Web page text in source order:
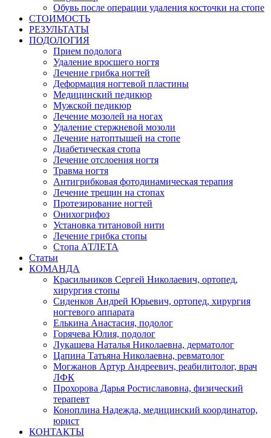
Обувь после операции удаления косточки на стопе
СТОИМОСТЬ
РЕЗУЛЬТАТЫ
ПОДОЛОГИЯ
Прием подолога
Удаление вросшего ногтя
Лечение грибка ногтей
Деформация ногтевой пластины
Медицинский педикюр
Мужской педикюр
Лечение мозолей на ногах
Удаление стержневой мозоли
Лечение натоптышей на стопе
Диабетическая стопа
Лечение отслоения ногтя
Травма ногтя
Антигрибковая фотодинамическая терапия
Лечение трещин на стопах
Протезирование ногтей
Онихогрифоз
Установка титановой нити
Лечение грибка стопы
Стопа АТЛЕТА
Статьи
КОМАНДА
Красильников Сергей Николаевич, ортопед,
хирургия стопы
Сиденков Андрей Юрьевич, ортопед, хирургия
ногтевого аппарата
Елькина Анастасия, подолог
Горячева Юлия, подолог
Лукашева Наталья Николаевна, дерматолог
Цапина Татьяна Николаевна, ревматолог
Могжанов Артур Андреевич, реабилитолог, врач
ЛФК
Прохорова Дарья Ростиславовна, физический
терапевт
Коноплина Надежда, медицинский координатор,
юрист
КОНТАКТЫ